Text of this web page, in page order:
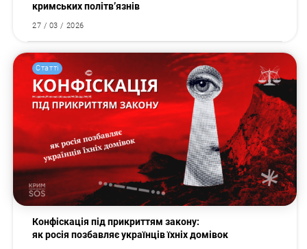
кримських політв’язнів
27 / 03 / 2026
Статті
Конфіскація під прикриттям закону:
як росія позбавляє українців їхніх домівок